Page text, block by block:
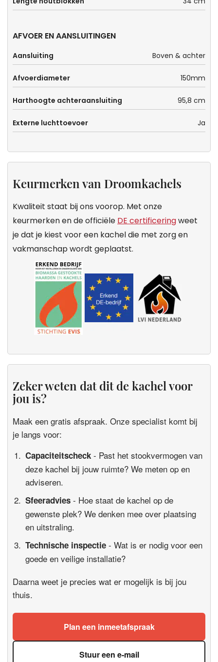
AFVOER EN AANSLUITINGEN
Aansluiting Boven & achter
Afvoerdiameter 150mm
Harthoogte achteraansluiting 95,8 cm
Externe luchttoevoer Ja
Keurmerken van Droomkachels
Kwaliteit staat bij ons voorop. Met onze
keurmerken en de officiële DE certificeringweet
je dat je kiest voor een kachel die met zorg en
vakmanschap wordt geplaatst.
Zeker weten dat dit de kachel voor
jou is?
Maak een gratis afspraak. Onze specialist komt bij
je langs voor:
Capaciteitscheck - Past het stookvermogen van
deze kachel bij jouw ruimte? We meten op en
adviseren.
Sfeeradvies - Hoe staat de kachel op de
gewenste plek? We denken mee over plaatsing
en uitstraling.
Technische inspectie - Wat is er nodig voor een
goede en veilige installatie?
Daarna weet je precies wat er mogelijk is bij jou
thuis.
Plan een inmeetafspraak
Stuur een e-mail